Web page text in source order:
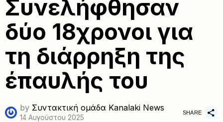
Συνελήφθησαν
δύο 18χρονοι για
τη διάρρηξη της
έπαυλής του
by Συντακτική ομάδα Kanalaki News
14 Αυγούστου 2025
SHARE